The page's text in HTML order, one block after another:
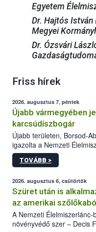
Egyetem
Dr. Hajtós
Megyei
Dr. Ózsvári
Friss hírek
2026. augusztus 7, péntek
Újabb vármegyében
karcsúdíszbogár
Újabb területen, Borsod-
igazolta a Nemzeti
kőrisrontó
kártevőt nem csak
az intenzív felderítést,
hatósággal is
TOVÁBB >
2026. augusztus 6, csütörtök
Szüret után is
az amerikai
A Nemzeti
növényvédő szer – Decis